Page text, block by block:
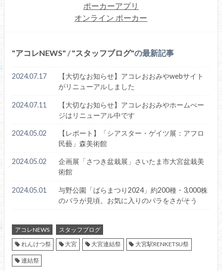
ポーカーアプリ
オンライン ポーカー
アコレNEWS / スタッフブログ の最新記事
2024.07.17
【大切なお知らせ】アコレおおみやwebサイト
がリニューアルしました
2024.07.11
【大切なお知らせ】アコレおおみやホームぺー
ジはリニューアル中です
2024.05.02
【レポート】「シアスター・ゲイツ展：アフロ
民藝」森美術館
2024.05.02
企画展「さつき盆栽展」さいたま市大宮盆栽美
術館
2024.05.01
与野公園「ばらまつり2024」約200種・3,000株
のバラが見頃。お気に入りのバラをさがそう
アコレNEWS
スタッフブログ
れんけつ祭
大宮 大宮連結祭 大宮駅RENKETSU祭
連結祭